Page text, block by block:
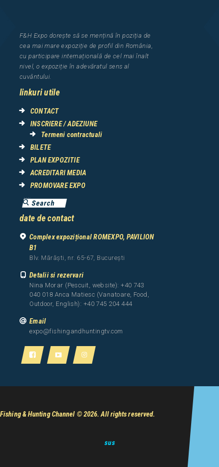
F&H Expo dorește să se mențină în poziția de
cea mai mare expoziție de profil din România
cu participare internațională de cel maiînalt
nivel, o expoziție în adevăratul sens al
cuvântului.
linkuri utile
CONTACT
INSCRIERE / ADEZIUNE
Termeni contractuali
BILETE
PLAN EXPOZITIE
ACREDITARI MEDIA
PROMOVARE EXPO
date de contact
Complex expozițional ROMEXPO, PAVILION
B1
Blv. Mărăști, nr. 65-67, București
Detalii si rezervari
Nina Morar (Pescuit, website): +40 743
040 018 Anca Matiesc (Vanatoare, Food,
Outdoor, English): +40 745 204 444
Email
expo@fishingandhuntingtv.com
Fishing & Hunting Channel © 2026. All rights reserved.
sus